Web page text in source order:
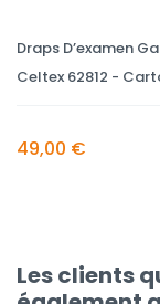
Draps D’examen
Celtex 62812 -
49,00 €
Les clients